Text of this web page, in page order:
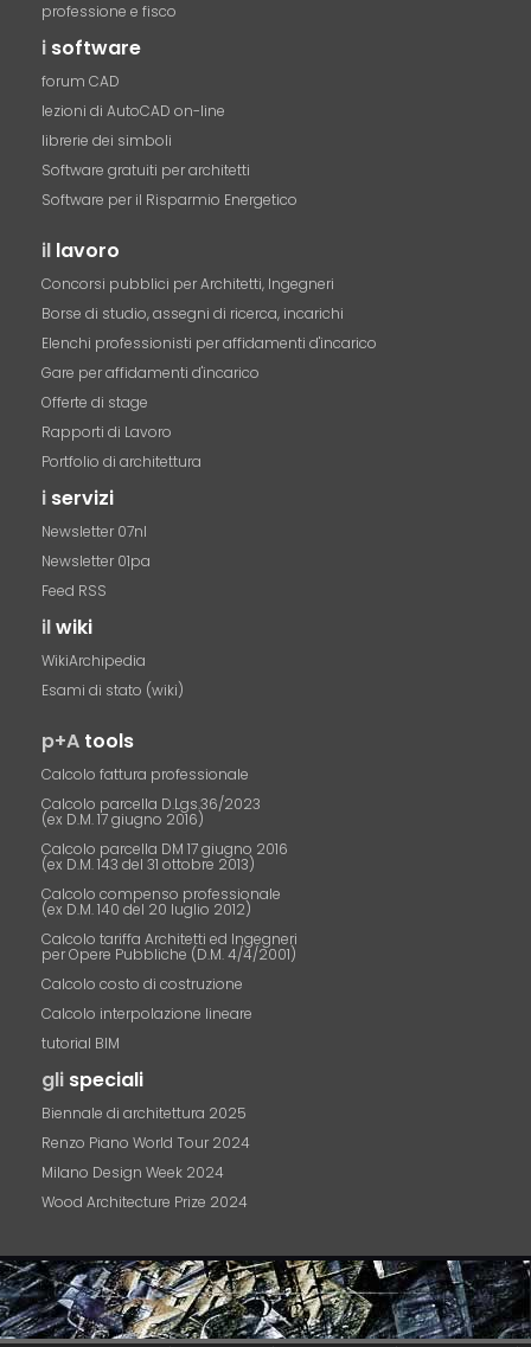
professione e fisco
i software
forum CAD
lezioni di AutoCAD on-line
librerie dei simboli
Software gratuiti per architetti
Software per il Risparmio Energetico
il lavoro
Concorsi pubblici per Architetti, Ingegneri
Borse di studio, assegni di ricerca, incarichi
Elenchi professionisti per affidamenti d'incarico
Gare per affidamenti d'incarico
Offerte di stage
Rapporti di Lavoro
Portfolio di architettura
i servizi
Newsletter 07nl
Newsletter 01pa
Feed RSS
ilwiki
WikiArchipedia
Esami di stato (wiki)
p+A tools
Calcolo fattura professionale
Calcolo parcella D.Lgs.36/2023
(ex D.M. 17 giugno 2016)
Calcolo parcella DM 17 giugno 2016
(ex D.M. 143 del 31 ottobre 2013)
Calcolo compenso professionale
(ex D.M. 140 del 20 luglio 2012)
Calcolo tariffa Architetti ed Ingegneri
per Opere Pubbliche (D.M. 4/4/2001)
Calcolo costo di costruzione
Calcolo interpolazione lineare
tutorial BIM
gli speciali
Biennale di architettura 2025
Renzo Piano World Tour 2024
Milano Design Week 2024
Wood Architecture Prize 2024